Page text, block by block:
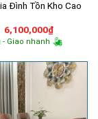
Đình Tồn Kho Cao
Giá
gốc
là:
6,100,000₫Giá
hiện
tại
- Giao nhanh